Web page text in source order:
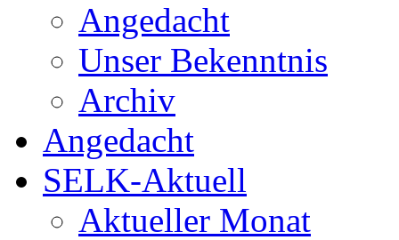
Angedacht
Unser Bekenntnis
Archiv
Angedacht
SELK-Aktuell
Aktueller Monat